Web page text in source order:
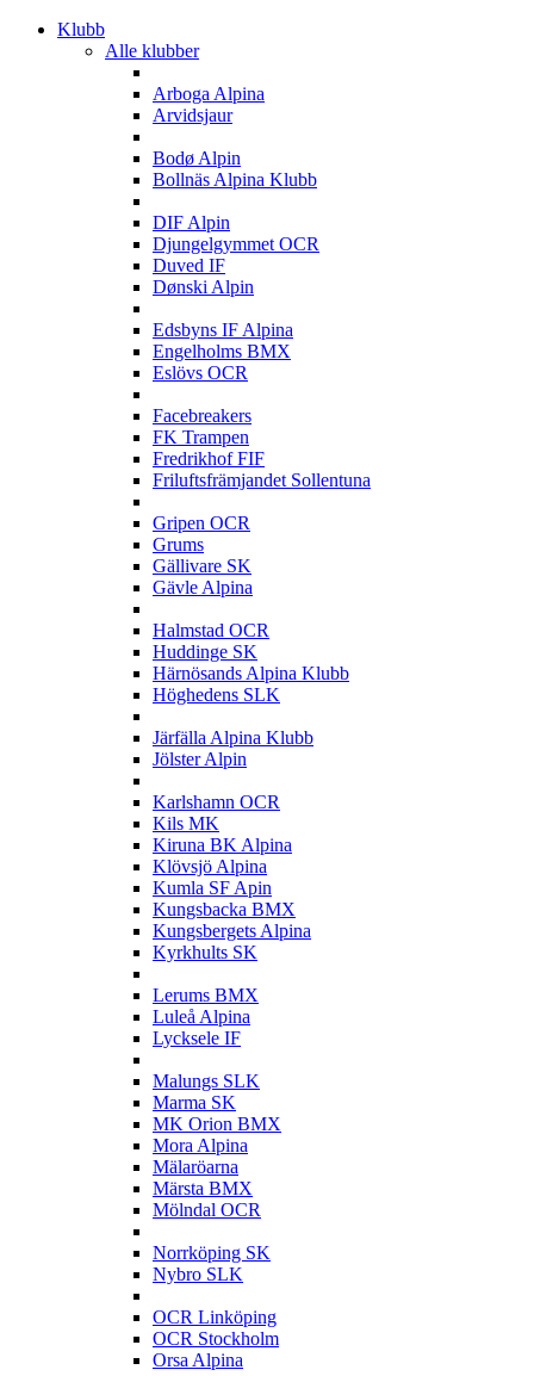
Klubb
Alle klubber
Arboga Alpina
Arvidsjaur
Bodø Alpin
Bollnäs Alpina Klubb
DIF Alpin
Djungelgymmet OCR
Duved IF
Dønski Alpin
Edsbyns IF Alpina
Engelholms BMX
Eslövs OCR
Facebreakers
FK Trampen
Fredrikhof FIF
Friluftsfrämjandet Sollentuna
Gripen OCR
Grums
Gällivare SK
Gävle Alpina
Halmstad OCR
Huddinge SK
Härnösands Alpina Klubb
Höghedens SLK
Järfälla Alpina Klubb
Jölster Alpin
Karlshamn OCR
Kils MK
Kiruna BK Alpina
Klövsjö Alpina
Kumla SF Apin
Kungsbacka BMX
Kungsbergets Alpina
Kyrkhults SK
Lerums BMX
Luleå Alpina
Lycksele IF
Malungs SLK
Marma SK
MK Orion BMX
Mora Alpina
Mälaröarna
Märsta BMX
Mölndal OCR
Norrköping SK
Nybro SLK
OCR Linköping
OCR Stockholm
Orsa Alpina